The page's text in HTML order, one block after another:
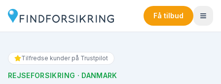
Få tilbud
Tilfredse kunder på Trustpilot
REJSEFORSIKRING · DANMARK